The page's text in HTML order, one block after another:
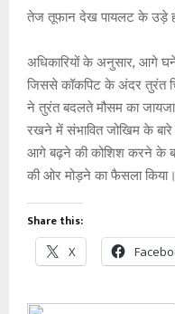
तेज तूफान देख पायलट के उड़े
अधिकारियों के अनुसार, आगे
जिससे कॉकपिट के अंदर तुरंत
ने तुरंत बदलते मौसम का जायजा
रखने में संभावित जोखिम के
आगे बढ़ने की कोशिश करने के
की ओर मोड़ने का फैसला किया।
Share this:
X